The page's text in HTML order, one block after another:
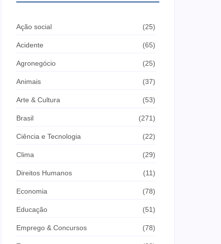
Ação social (25)
Acidente (65)
Agronegócio (25)
Animais (37)
Arte & Cultura (53)
Brasil (271)
Ciência e Tecnologia (22)
Clima (29)
Direitos Humanos (11)
Economia (78)
Educação (51)
Emprego & Concursos (78)